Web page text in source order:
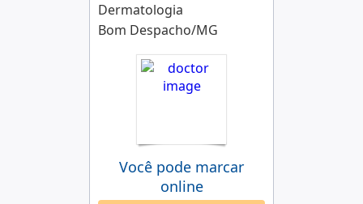
Dermatologia
Bom Despacho/MG
Você pode marcar
online